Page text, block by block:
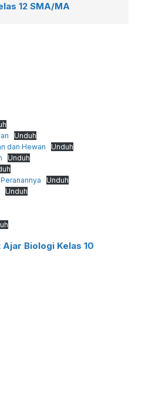
12 SMA/MA
Unduh
dan Hewan
Unduh
Unduh
Unduh
Unduh
Biologi Kelas 10